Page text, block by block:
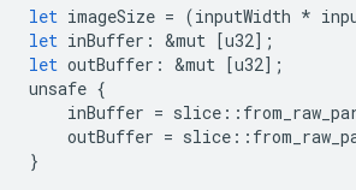
let imageSize = (inputWidth *
let inBuffer : &mut [u32];
let outBuffer : &mut [u32];
unsafe {
inBuffer = slice ::
outBuffer = slice ::
}